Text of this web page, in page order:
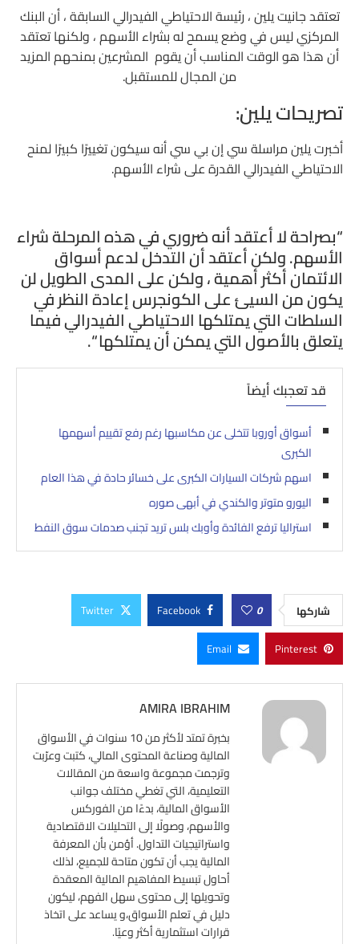
تعتقد جانيت يلين ، رئيسة الاحتياطي الفيدرالي السابقة ، أن البنك
المركزي ليس في وضع يسمح له بشراء الأسهم ، ولكنها تعتقد
أن هذا هو الوقت المناسب أن يقوم المشرعين بمنحهم المزيد
من المجال للمستقبل.
تصريحات يلين:
أخبرت يلين مراسلة سي إن بي سي أنه سيكون تغييرًا كبيرًا لمنح
الاحتياطي الفيدرالي القدرة على شراء الأسهم.
“بصراحة لا أعتقد أنه ضروري في هذه المرحلة شراء
الأسهم. ولكن أعتقد أن التدخل لدعم أسواق
الائتمان أكثر أهمية ، ولكن على المدى الطويل لن
يكون من السيئ على الكونجرس إعادة النظر في
السلطات التي يمتلكها الاحتياطي الفيدرالي فيما
يتعلق بالأصول التي يمكن أن يمتلكها “.
قد تعجبك أيضاً
أسواق أوروبا تتخلى عن مكاسبها رغم رفع تقييم أسهمها
الكبرى
اسهم شركات السيارات الكبرى على خسائر حادة في هذا العام
اليورو متوتر والكندي في أبهى صوره
استراليا ترفع الفائدة وأوبك بلس تريد تجنب صدمات سوق النفط
شاركها 0
Facebook
Twitter
Pinterest
Email
AMIRA IBRAHIM
بخبرة تمتد لأكثر من 10 سنوات في الأسواق
المالية وصناعة المحتوى المالي، كتبت وعرّبت
وترجمت مجموعة واسعة من المقالات
التعليمية، التي تغطي مختلف جوانب
الأسواق المالية، بدءًا من الفوركس
والأسهم، وصولًا إلى التحليلات الاقتصادية
واستراتيجيات التداول. أؤمن بأن المعرفة
المالية يجب أن تكون متاحة للجميع، لذلك
أحاول تبسيط المفاهيم المالية المعقدة
وتحويلها إلى محتوى سهل الفهم، ليكون
دليل في تعلم الأسواق،و يساعد على اتخاذ
قرارات استثمارية أكثر وعيًا.